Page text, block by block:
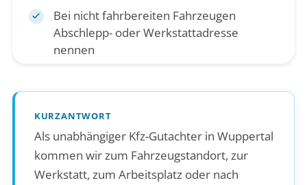
Bei nicht fahrbereiten Fahrzeugen
Abschlepp- oder Werkstattadresse
nennen
KURZANTWORT
Als unabhängiger Kfz-Gutachter in Wuppertal
kommen wir zum Fahrzeugstandort, zur
Werkstatt, zum Arbeitsplatz oder nach